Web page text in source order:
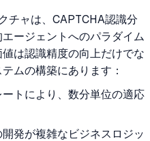
チャは、CAPTCHA認識分
ージェントへのパラダイム
は認識精度の向上だけでな
ムの構築にあります：
ートにより、数分単位の適応
発が複雑なビジネスロジッ